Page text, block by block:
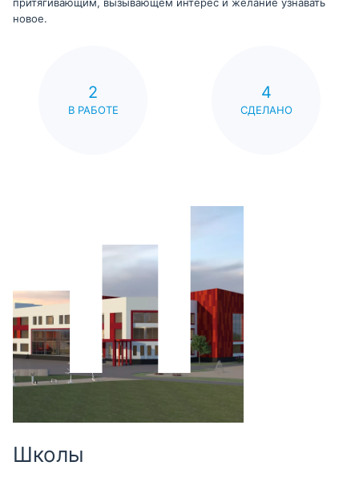
притягивающим, вызывающем интерес и желание узнавать
новое.
2
В РАБОТЕ
4
СДЕЛАНО
Школы